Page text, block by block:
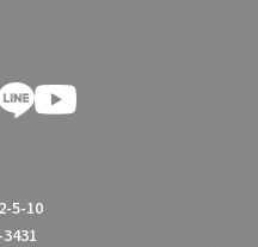
5-10